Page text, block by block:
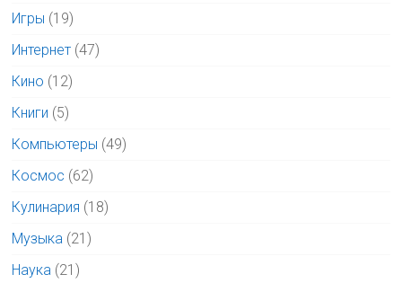
Игры (19)
Интернет (47)
Кино (12)
Книги (5)
Компьютеры (49)
Космос (62)
Кулинария (18)
Музыка (21)
Наука (21)